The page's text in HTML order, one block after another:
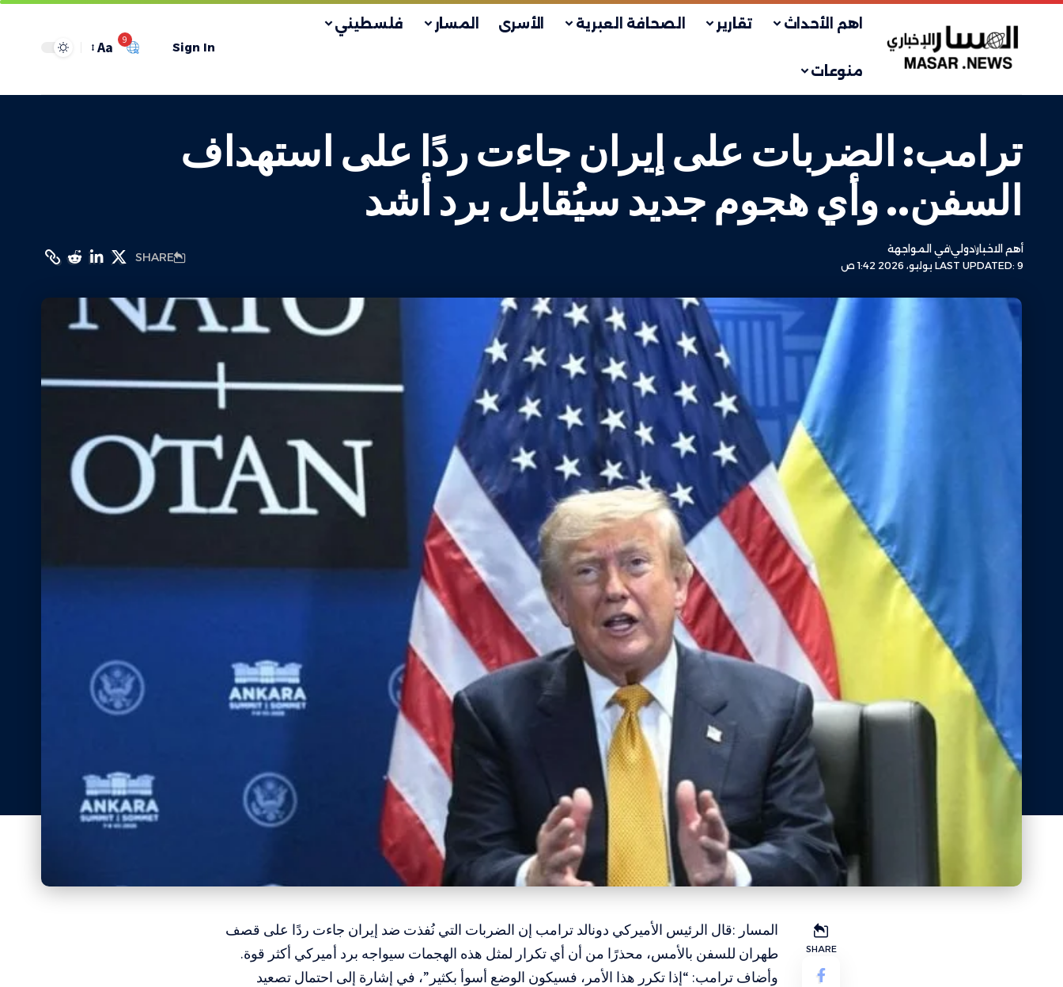
اهم الأحداث تقارير الصحافة العبرية الأسرى المسار فلسطيني
منوعات
Sign In
9
Aa
ترامب: الضربات على إيران جاءت ردًا على استهداف
السفن.. وأي هجوم جديد سيُقابل برد أشد
LAST UPDATED: 9 يوليو، 2026 1:42 ص
أهم الاخباردوليفي المواجهة
SHARE
SHARE
المسار :قال الرئيس الأميركي دونالد ترامب إن الضربات التي نُفذت ضد إيران جاءت ردًا على قصف
طهران للسفن بالأمس، محذرًا من أن أي تكرار لمثل هذه الهجمات سيواجه برد أميركي أكثر قوة.
وأضاف ترامب: “إذا تكرر هذا الأمر، فسيكون الوضع أسوأ بكثير”، في إشارة إلى احتمال تصعيد